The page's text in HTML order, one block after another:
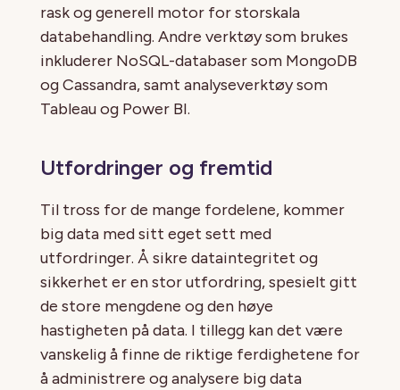
rask og generell motor for storskala
databehandling. Andre verktøy som brukes
inkluderer NoSQL-databaser som MongoDB
og Cassandra, samt analyseverktøy som
Tableau og Power BI.
Utfordringer og fremtid
Til tross for de mange fordelene, kommer
big data med sitt eget sett med
utfordringer. Å sikre dataintegritet og
sikkerhet er en stor utfordring, spesielt gitt
de store mengdene og den høye
hastigheten på data. I tillegg kan det være
vanskelig å finne de riktige ferdighetene for
å administrere og analysere big data